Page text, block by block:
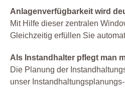
Anlagenverfügbarkeit wird
Mit Hilfe dieser zentralen
Gleichzeitig erfüllen Sie
Als Instandhalter pflegt man
Die Planung der
unser